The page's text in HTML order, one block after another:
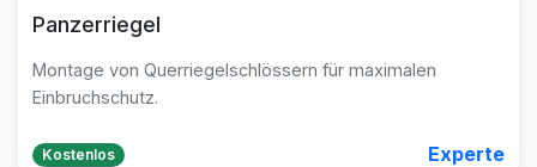
Panzerriegel
Montage von Querriegelschlössern für maximalen
Einbruchschutz.
Kostenlos Experte